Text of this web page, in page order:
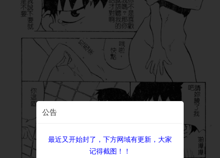
公告
最近又开始封了，下方网域有更新，大家
记得截图！！